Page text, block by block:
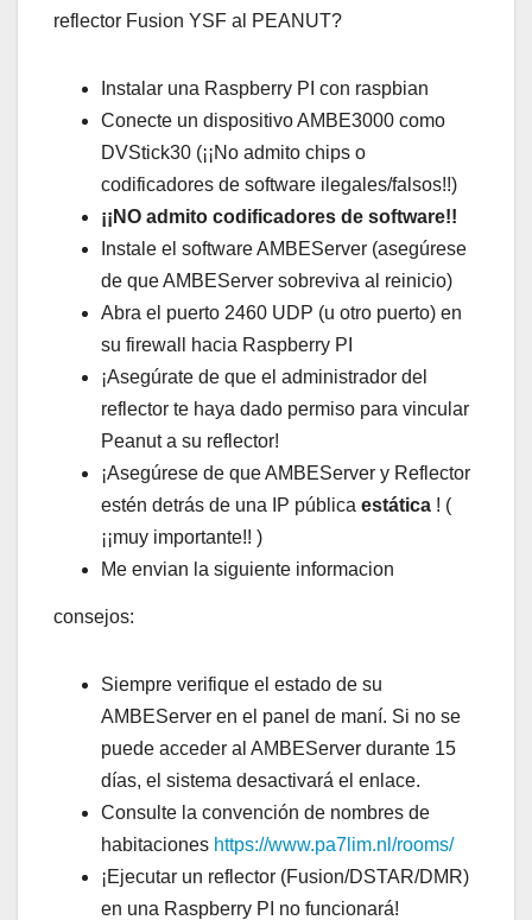
reflector Fusion YSF al PEANUT?
Instalar una Raspberry PI con raspbian
Conecte un dispositivo AMBE3000 como
DVStick30 (¡¡No admito chips o
codificadores de software ilegales/falsos!!)
¡¡NO admito codificadores de software!!
Instale el software AMBEServer (asegúrese
de que AMBEServer sobreviva al reinicio)
Abra el puerto 2460 UDP (u otro puerto) en
su firewall hacia Raspberry PI
¡Asegúrate de que el administrador del
reflector te haya dado permiso para vincular
Peanut a su reflector!
¡Asegúrese de que AMBEServer y Reflector
estén detrás de una IP pública estática ! (
¡¡muy importante!! )
Me envian la siguiente informacion
consejos:
Siempre verifique el estado de su
AMBEServer en el panel de maní. Si no se
puede acceder al AMBEServer durante 15
días, el sistema desactivará el enlace.
Consulte la convención de nombres de
habitaciones https://www.pa7lim.nl/rooms/
¡Ejecutar un reflector (Fusion/DSTAR/DMR)
en una Raspberry PI no funcionará!